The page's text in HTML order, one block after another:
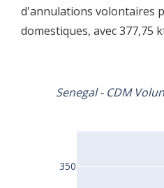
d'annulations volontaires
domestiques, avec 377,75
350
Senegal - CDM